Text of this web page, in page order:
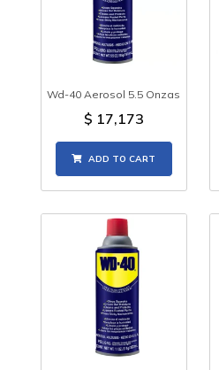
Wd-40 Aerosol 5.5 Onzas
$ 17,173
ADD TO CART